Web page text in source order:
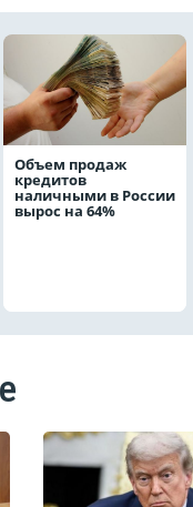
Объем продаж
кредитов
наличными в России
вырос на 64%